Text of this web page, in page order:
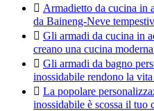
 Armadietto da cucina in
da Baineng-Neve
 Gli armadi da cucina in
creano una cucina
 Gli armadi da bagno
inossidabile rendono la
 La popolare
inossidabile è scossa il tuo